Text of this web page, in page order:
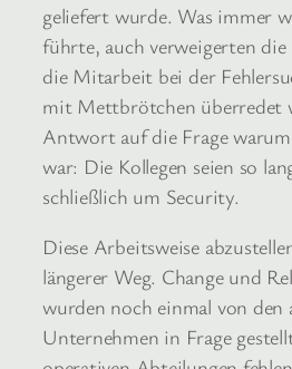
geliefert wurde. Was immer
führte, auch verweigerten die
die Mitarbeit bei der
mit Mettbrötchen überredet
Antwort auf die Frage
war: Die Kollegen seien so
schließlich um Security.
Diese Arbeitsweise
längerer Weg. Change und
wurden noch einmal von den
Unternehmen in Frage